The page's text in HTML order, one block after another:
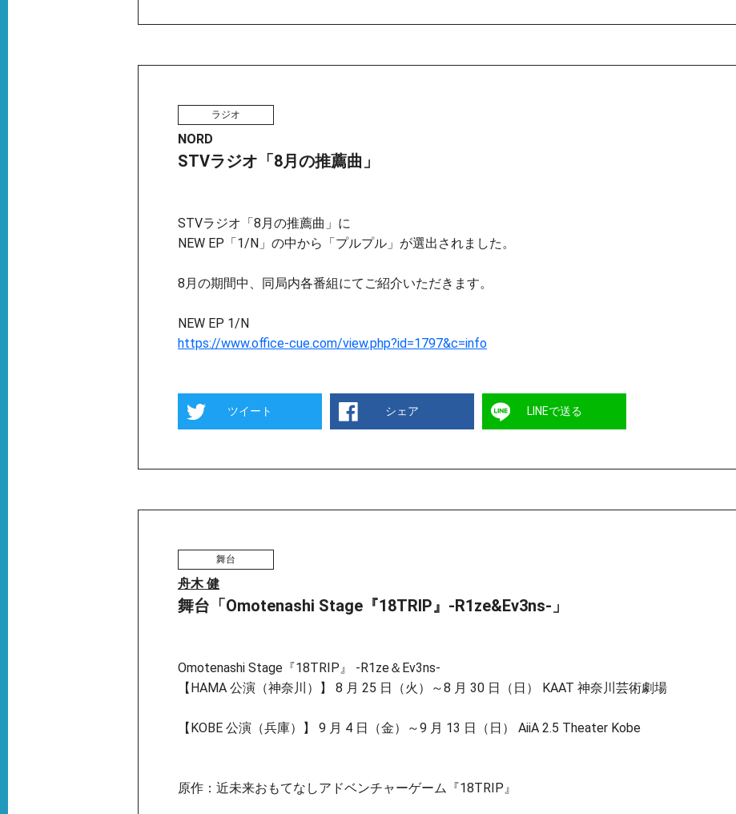
ラジオ
NORD
STVラジオ「8月の推薦曲」
STVラジオ「8月の推薦曲」に
NEW EP「1/N」の中から「プルプル」が選出されました。
8月の期間中、同局内各番組にてご紹介いただきます。
NEW EP 1/N
https://www.office-cue.com/view.php?id=1797&c=info
ツイート シェア LINEで送る
舞台
舟木 健
舞台「Omotenashi Stage『18TRIP』-R1ze&Ev3ns-」
Omotenashi Stage『18TRIP』 -R1ze＆Ev3ns-
【HAMA 公演（神奈川）】 8 月 25 日（火）～8 月 30 日（日） KAAT 神奈川芸術劇場
【KOBE 公演（兵庫）】 9 月 4 日（金）～9 月 13 日（日） AiiA 2.5 Theater Kobe
原作：近未来おもてなしアドベンチャーゲーム『18TRIP』